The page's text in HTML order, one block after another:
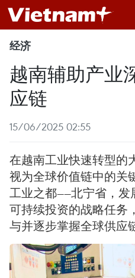
经济
越南辅助产业
应链
15/06/2025 02:55
在越南工业快速转型的
视为全球价值链中的关
工业之都——北宁省，发
可持续投资的战略任务
与并逐步掌握全球供应